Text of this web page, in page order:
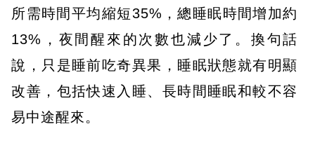
所需時間平均縮短35%，總睡眠時間增加約
13%，夜間醒來的次數也減少了。換句話
說，只是睡前吃奇異果，睡眠狀態就有明顯
改善，包括快速入睡、長時間睡眠和較不容
易中途醒來。